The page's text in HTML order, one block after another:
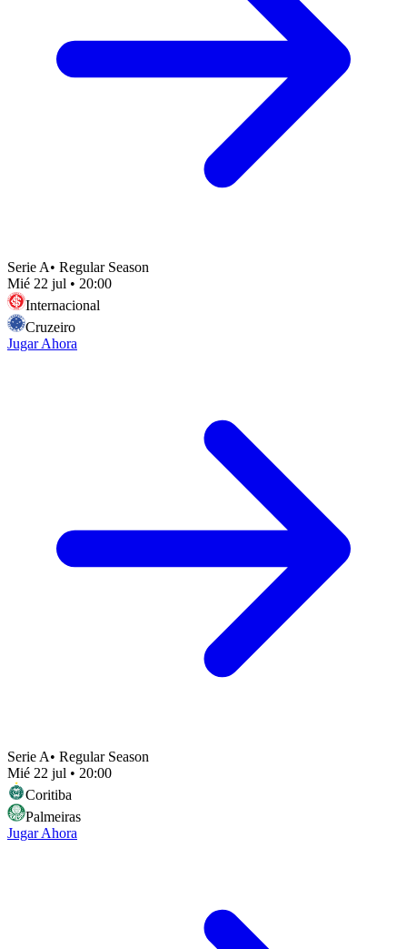
Serie A• Regular Season
Mié 22 jul • 20:00
Internacional
Cruzeiro
Jugar Ahora
Serie A• Regular Season
Mié 22 jul • 20:00
Coritiba
Palmeiras
Jugar Ahora